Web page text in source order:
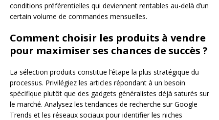
conditions préférentielles qui deviennent rentables au-delà d’un
certain volume de commandes mensuelles.
Comment choisir les produits à vendre
pour maximiser ses chances de succès ?
La sélection produits constitue l’étape la plus stratégique du
processus. Privilégiez les articles répondant à un besoin
spécifique plutôt que des gadgets généralistes déjà saturés sur
le marché. Analysez les tendances de recherche sur Google
Trends et les réseaux sociaux pour identifier les niches